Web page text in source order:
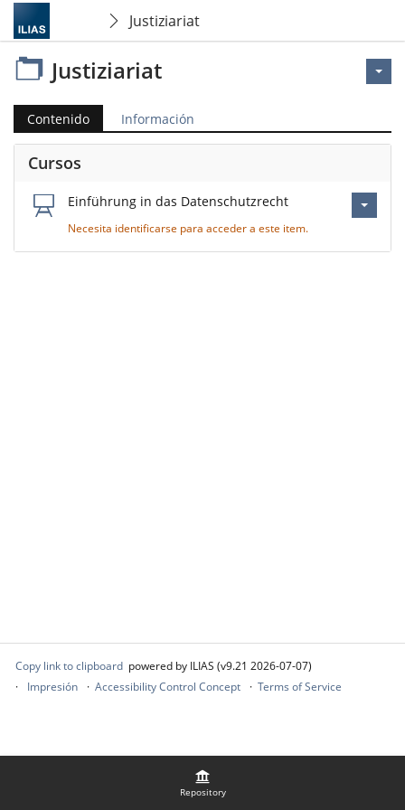
Justiziariat
Repository
Justiziariat
Contenido Información
Cursos
Einführung in das Datenschutzrecht
Necesita identificarse para acceder a este item.
Copy link to clipboard powered by ILIAS (v9.21 2026-07-07)
Impresión
Accessibility Control Concept Terms of Service